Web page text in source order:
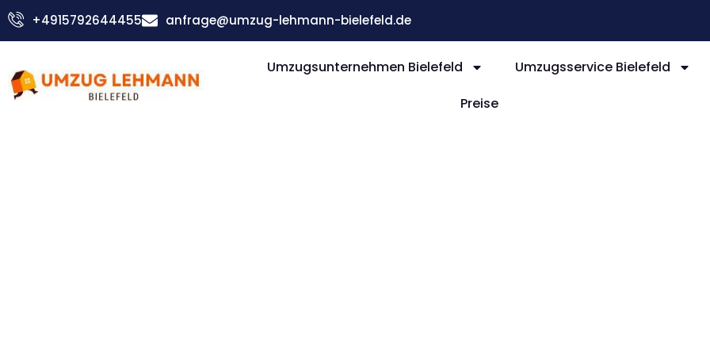
Zum
Inhalt
+4915792644455 anfrage@umzug-lehmann-bielefeld.de
Umzugsunternehmen Bielefeld
Umzugsservice Bielefeld
Preise